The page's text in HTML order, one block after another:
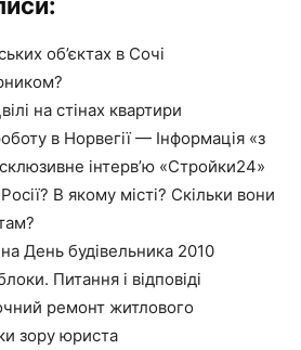
об’єктах в Сочі
на стінах квартири
в Норвегії — Інформація «з
інтерв’ю «Стройки24»
В якому місті? Скільки вони
День будівельника 2010
Питання і відповіді
ремонт житлового
зору юриста